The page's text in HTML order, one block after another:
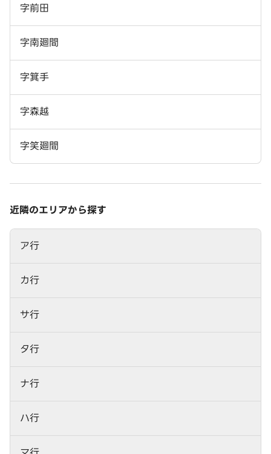
字前田
字南廻間
字箕手
字森越
字笑廻間
近隣のエリアから探す
ア行
カ行
サ行
タ行
ナ行
ハ行